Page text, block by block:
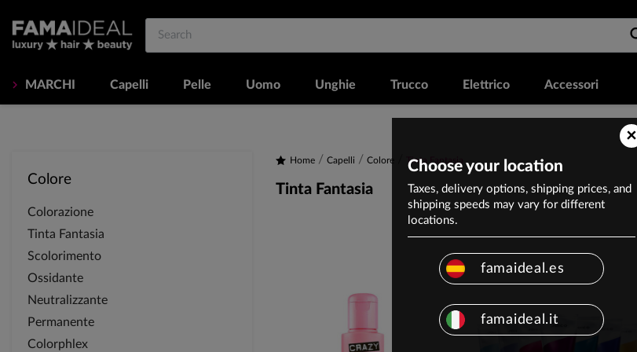
MARCHI Capelli Pelle Uomo Unghie Trucco Elettrico Accessori
Colore
Colorazione
Tinta Fantasia
Scolorimento
Ossidante
Neutralizzante
Permanente
Colorphlex
Home Capelli Colore Tinta Fantasia
Tinta Fantasia
×
Choose your location
Taxes, delivery options, shipping prices, and
shipping speeds may vary for different
locations.
famaideal.es
famaideal.it